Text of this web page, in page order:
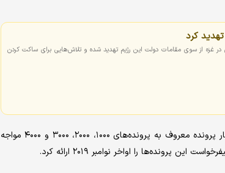
تهدید کرد
در غزه از سوی مقامات دولت این رژیم تهدید شده و تلاش‌هایی برای ساکت کردن
نخست وزیر رژیم صهیونیستی با اتهامات فساد،‌ رشوه، خیانت در امانت در چهار پرونده معروف به پرونده‌های ۱۰۰۰، ۲۰۰۰، ۳۰۰۰ و ۴۰۰۰ مواجه
را اواخر نوامبر ۲۰۱۹ ارائه کرد.